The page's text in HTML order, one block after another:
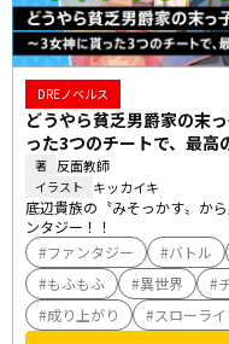
DREノベルス
どうやら貧乏男爵家の末
った3つのチートで、最
著 反面教師
イラスト キッカイキ
底辺貴族の〝みそっかす〟か
ンタジー！！
ファンタジー
バトル
もふもふ
異世界
成り上がり
スローライ